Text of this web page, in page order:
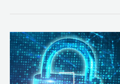
Prática:
Desenvolvimento,
Segurança
e
Operações